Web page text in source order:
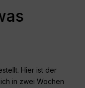
Hier ist der
in zwei Wochen